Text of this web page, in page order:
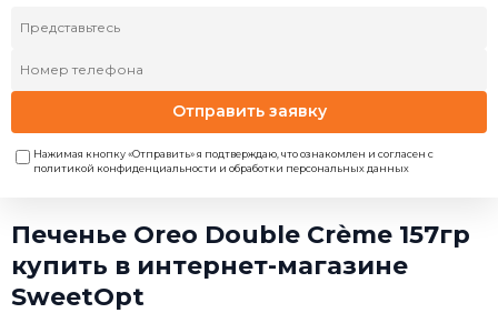
Отправить заявку
Нажимая кнопку «Отправить» я подтверждаю, что ознакомлен и согласен с
политикой конфиденциальности и обработки персональных данных
Печенье Oreo Double Crème 157гр
купить в интернет-магазине
SweetOpt